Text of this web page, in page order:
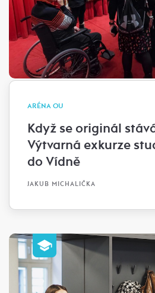
ARÉNA OU
Když se originál
Výtvarná exkurze
do Vídně
JAKUB MICHALIČKA